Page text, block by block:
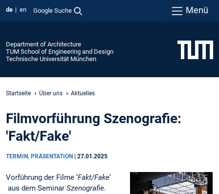
de en Google Suche Menü
Department of Architecture
TUM School of Engineering and Design
Technische Universität München
Startseite Über uns Aktuelles
Filmvorführung Szenografie:
'Fakt/Fake'
TERMIN, PRÄSENTATION 27.01.2025
Vorführung der Filme ‘Fakt/Fake’
aus dem Seminar Szenografie.